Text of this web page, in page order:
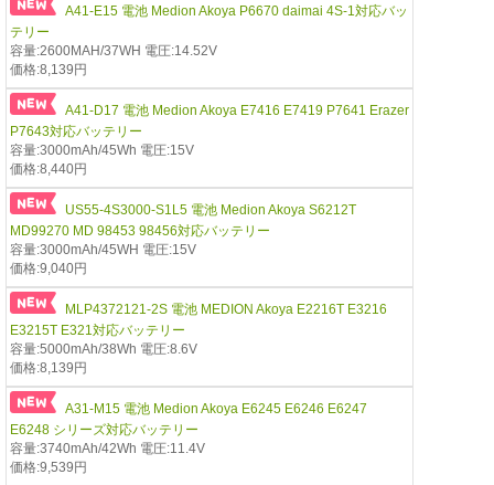
A41-E15 電池 Medion Akoya P6670 daimai 4S-1対応バッ
テリー
容量:2600MAH/37WH 電圧:14.52V
価格:8,139円
A41-D17 電池 Medion Akoya E7416 E7419 P7641 Erazer
P7643対応バッテリー
容量:3000mAh/45Wh 電圧:15V
価格:8,440円
US55-4S3000-S1L5 電池 Medion Akoya S6212T
MD99270 MD 98453 98456対応バッテリー
容量:3000mAh/45WH 電圧:15V
価格:9,040円
MLP4372121-2S 電池 MEDION Akoya E2216T E3216
E3215T E321対応バッテリー
容量:5000mAh/38Wh 電圧:8.6V
価格:8,139円
A31-M15 電池 Medion Akoya E6245 E6246 E6247
E6248 シリーズ対応バッテリー
容量:3740mAh/42Wh 電圧:11.4V
価格:9,539円